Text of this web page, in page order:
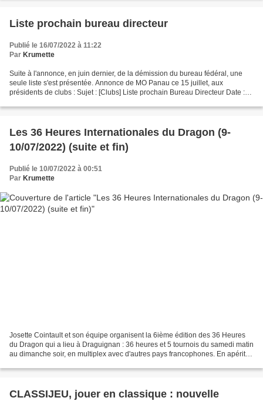
Liste prochain bureau directeur
Publié le 16/07/2022 à 11:22
Par Krumette
Suite à l'annonce, en juin dernier, de la démission du bureau fédéral, une
seule liste s'est présentée. Annonce de MO Panau ce 15 juillet, aux
présidents de clubs : Sujet : [Clubs] Liste prochain Bureau Directeur Date :
Les 36 Heures Internationales du Dragon (9-
10/07/2022) (suite et fin)
Publié le 10/07/2022 à 00:51
Par Krumette
Josette Cointault et son équipe organisent la 6ième édition des 36 Heures
du Dragon qui a lieu à Draguignan : 36 heures et 5 tournois du samedi matin
au dimanche soir, en multiplex avec d'autres pays francophones. En apéritif
CLASSIJEU, jouer en classique : nouvelle